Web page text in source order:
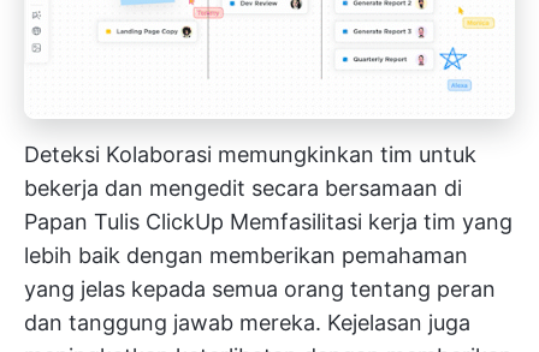
Deteksi Kolaborasi memungkinkan tim untuk
bekerja dan mengedit secara bersamaan di
Papan Tulis ClickUp Memfasilitasi kerja tim yang
lebih baik dengan memberikan pemahaman
yang jelas kepada semua orang tentang peran
dan tanggung jawab mereka. Kejelasan juga